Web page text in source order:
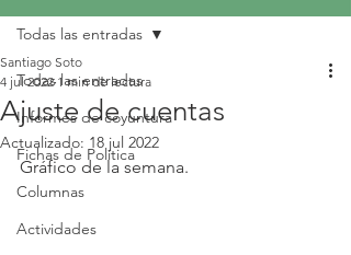
Todas las entradas
Informes de coyuntura
Fichas de Política
Columnas
Actividades
Todas las entradas
Ajuste de cuentas
Santiago Soto
4 jul 2022 1 min de lectura
Actualizado: 18 jul 2022
Gráfico de la semana.